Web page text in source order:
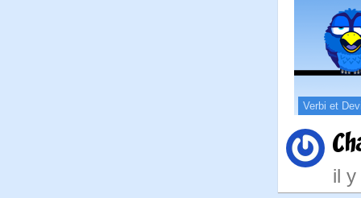
Verbi et
il